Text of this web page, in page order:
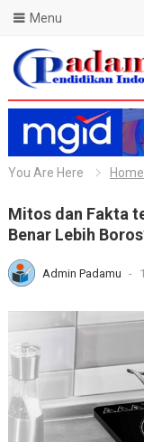
Blog Padamu
Menu
You Are Here Home
Mitos dan Fakta
Benar Lebih
Admin Padamu -